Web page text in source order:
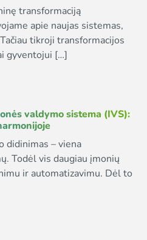
transformaciją
apie naujas sistemas,
tikroji transformacijos
gyventojui […]
valdymo sistema (IVS):
didinimas – viena
Todėl vis daugiau įmonių
ir automatizavimu. Dėl to